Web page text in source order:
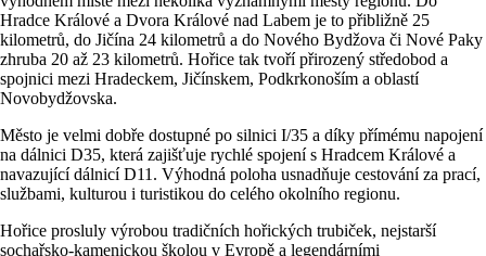
Hradce Králové a Dvora Králové nad Labem je to přibližně 25
kilometrů, do Jičína 24 kilometrů a do Nového Bydžova či Nové Paky
zhruba 20 až 23 kilometrů. Hořice tak tvoří přirozený středobod a
spojnici mezi Hradeckem, Jičínskem, Podkrkonoším a oblastí
Novobydžovska.
Město je velmi dobře dostupné po silnici I/35 a díky přímému napojení
na dálnici D35, která zajišťuje rychlé spojení s Hradcem Králové a
navazující dálnicí D11. Výhodná poloha usnadňuje cestování za prací,
službami, kulturou i turistikou do celého okolního regionu.
Hořice prosluly výrobou tradičních hořických trubiček, nejstarší
sochařsko-kamenickou školou v Evropě a legendárními